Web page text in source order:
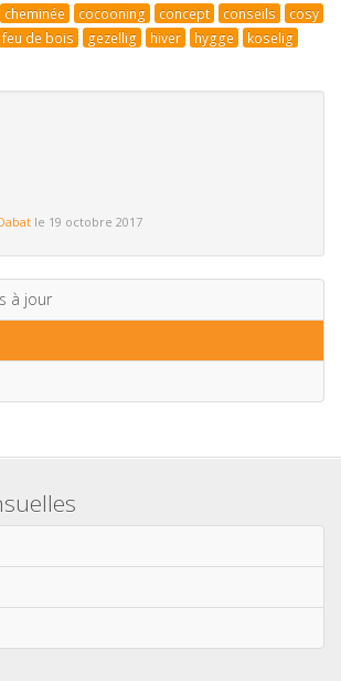
cheminée cocooning concept conseils
cosy
feu de bois gezellig hiver hygge
koselig
le 19 octobre 2017
à jour